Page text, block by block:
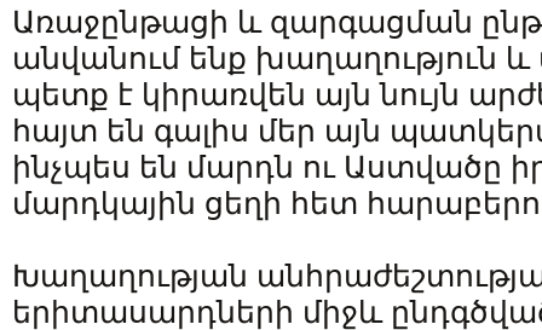
Առաջընթացի և զարգացման
անվանում ենք խաղաղություն և
պետք է կիրառվեն այն նույն
հայտ են գալիս մեր այն
ինչպես են մարդն ու Աստվածը
մարդկային ցեղի հետ
Խաղաղության
երիտասարդների միջև